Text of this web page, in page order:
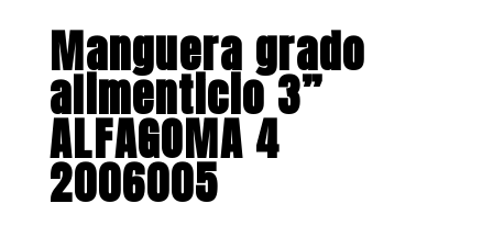
Manguera grado
alimenticio 3”
ALFAGOMA 4
2006005